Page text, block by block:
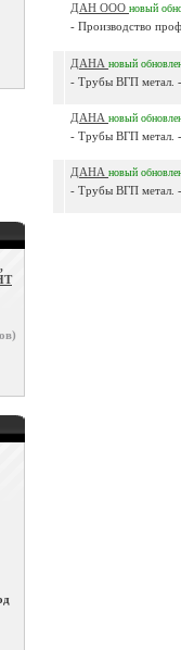
ДАН ООО новый
- Производство
ДАНА новый
- Трубы ВГП метал. -
ДАНА новый
- Трубы ВГП метал. -
ДАНА новый
- Трубы ВГП метал. -